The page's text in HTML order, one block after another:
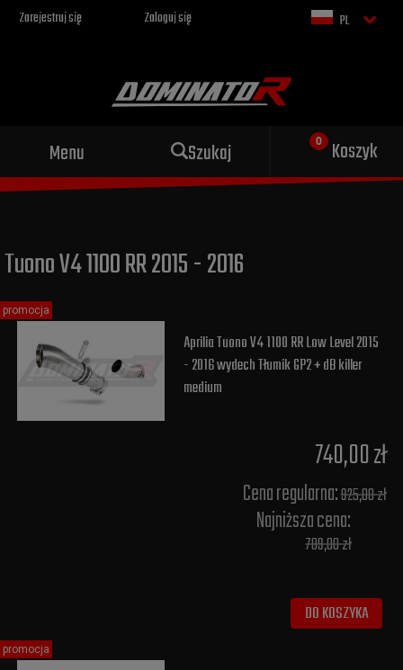
Zarejestruj się Zaloguj się PL
Menu Szukaj Koszyk
Sportowy wydech dla Twojego
Tuono V4 1100 RR 2015 - 2016
Aprilia Tuono V4 1100 RR Low Level 2015
- 2016 wydech Tłumik GP2 + dB killer
medium
740,00 zł
Cena regularna:925,00 zł
Najniższa cena:
789,00 zł
DO KOSZYKA
promocja
promocja